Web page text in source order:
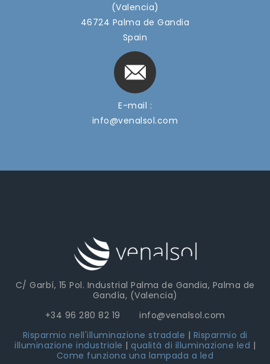
(Valencia)
46724 Palma de Gandia
Spain
E-mail :
info@venalsol.com
C/ Garbí, 15 Pol. Industrial Palma de Gandia, Palma de
Gandía, (Valencia)
+34 96 280 82 19 info@venalsol.com
Risparmio nell'illuminazione stradale | Risparmio di
illuminazione industriale | qualità di illuminazione led |
Come funziona una lampada a led